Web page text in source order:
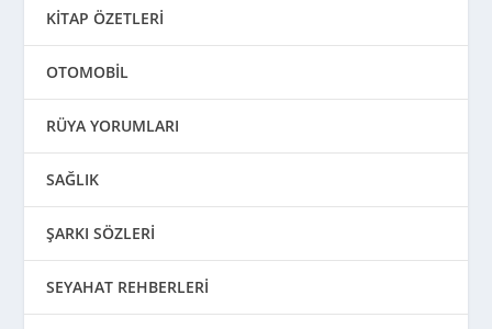
KİTAP ÖZETLERİ
OTOMOBİL
RÜYA YORUMLARI
SAĞLIK
ŞARKI SÖZLERİ
SEYAHAT REHBERLERİ